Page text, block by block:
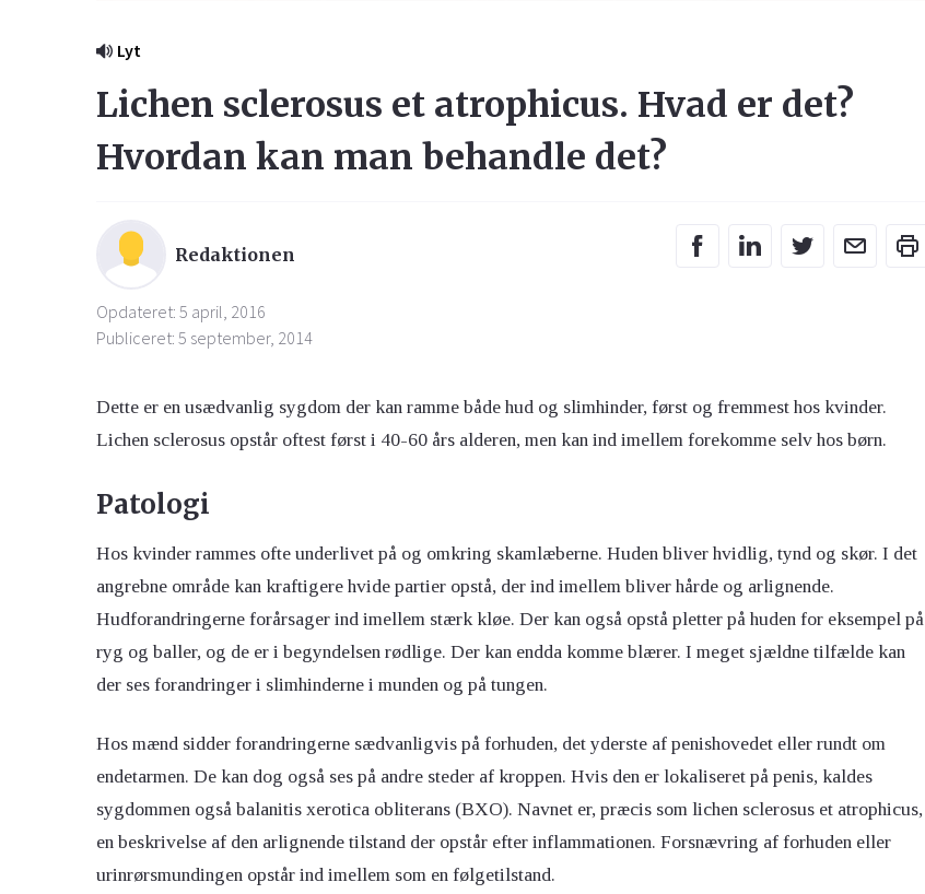
Lyt
Lichen sclerosus et atrophicus. Hvad er det?
Hvordan kan man behandle det?
Redaktionen
Opdateret: 5 april, 2016
Publiceret: 5 september, 2014
Dette er en usædvanlig sygdom der kan ramme både hud og slimhinder, først og fremmest hos kvinder.
Lichen sclerosus opstår oftest først i 40-60 års alderen, men kan ind imellem forekomme selv hos børn.
Patologi
Hos kvinder rammes ofte underlivet på og omkring skamlæberne. Huden bliver hvidlig, tynd og skør. I det
angrebne område kan kraftigere hvide partier opstå, der ind imellem bliver hårde og arlignende.
Hudforandringerne forårsager ind imellem stærk kløe. Der kan også opstå pletter på huden for eksempel på
ryg og baller, og de er i begyndelsen rødlige. Der kan endda komme blærer. I meget sjældne tilfælde kan
der ses forandringer i slimhinderne i munden og på tungen.
Hos mænd sidder forandringerne sædvanligvis på forhuden, det yderste af penishovedet eller rundt om
endetarmen. De kan dog også ses på andre steder af kroppen. Hvis den er lokaliseret på penis, kaldes
sygdommen også balanitis xerotica obliterans (BXO). Navnet er, præcis som lichen sclerosus et atrophicus,
en beskrivelse af den arlignende tilstand der opstår efter inflammationen. Forsnævring af forhuden eller
urinrørsmundingen opstår ind imellem som en følgetilstand.